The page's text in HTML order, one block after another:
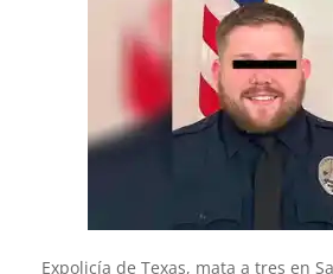
Expolicía de Texas, mata a tres en